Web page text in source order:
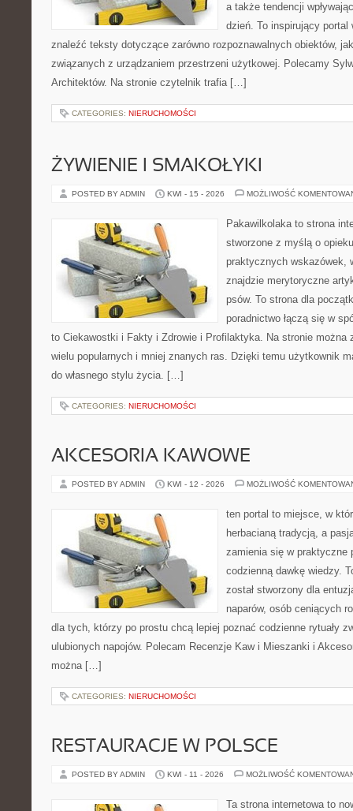
a także tendencji
dzień. To inspirujący
znaleźć teksty dotyczące zarówno rozpoznawalnych obiektów,
związanych z urządzaniem przestrzeni użytkowej. Polecamy
Architektów. Na stronie czytelnik trafia […]
CATEGORIES: NIERUCHOMOŚCI
ŻYWIENIE I SMAKOŁYKI
POSTED BY ADMIN KWI - 15 - 2026 MOŻLIWOŚĆ
Pakawilkolaka to strona
stworzone z myślą o
praktycznych wskazówek,
znajdzie merytoryczne
psów. To strona dla
poradnictwo łączą się w
to Ciekawostki i Fakty i Zdrowie i Profilaktyka. Na stronie można
wielu popularnych i mniej znanych ras. Dzięki temu użytkownik
do własnego stylu życia. […]
CATEGORIES: NIERUCHOMOŚCI
AKCESORIA KAWOWE
POSTED BY ADMIN KWI - 12 - 2026 MOŻLIWOŚĆ
ten portal to miejsce, w
herbacianą tradycją, a
zamienia się w praktyczne
codzienną dawkę wiedzy.
został stworzony dla
naparów, osób ceniących
dla tych, którzy po prostu chcą lepiej poznać codzienne rytuały
ulubionych napojów. Polecam Recenzje Kaw i Mieszanki i
można […]
CATEGORIES: NIERUCHOMOŚCI
RESTAURACJE W POLSCE
POSTED BY ADMIN KWI - 11 - 2026 MOŻLIWOŚĆ
Ta strona internetowa to